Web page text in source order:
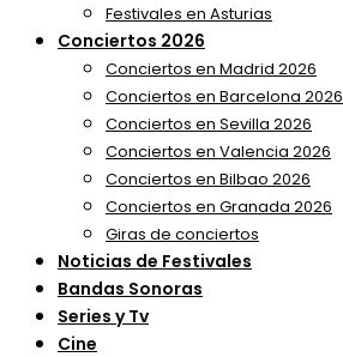
Festivales en Asturias
Conciertos 2026
Conciertos en Madrid 2026
Conciertos en Barcelona 2026
Conciertos en Sevilla 2026
Conciertos en Valencia 2026
Conciertos en Bilbao 2026
Conciertos en Granada 2026
Giras de conciertos
Noticias de Festivales
Bandas Sonoras
Series y Tv
Cine